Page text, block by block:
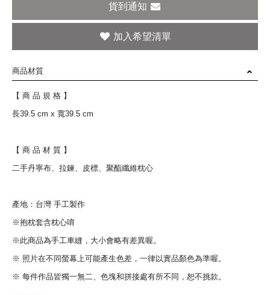
貨到通知
商品材質
【 商 品 規 格 】
長39.5 cm x 寬39.5 cm
【 商 品 材 質 】
二手丹寧布、拉鍊、皮標、聚酯纖維枕心
產地：台灣 手工製作
※抱枕套含枕心唷
※此商品為手工車縫，大小會略有差異喔。
※ 照片在不同螢幕上可能產生色差，一律以實品顏色為準喔。
※ 每件作品皆獨一無二、色塊和拼接處有所不同，恕不挑款。